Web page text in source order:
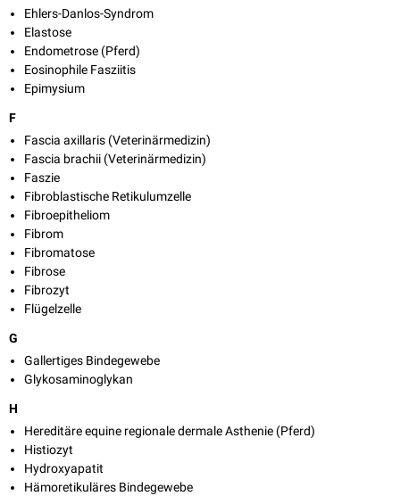
Ehlers-Danlos-Syndrom
Elastose
Endometrose (Pferd)
Eosinophile Fasziitis
Epimysium
F
Fascia axillaris (Veterinärmedizin)
Fascia brachii (Veterinärmedizin)
Faszie
Fibroblastische Retikulumzelle
Fibroepitheliom
Fibrom
Fibromatose
Fibrose
Fibrozyt
Flügelzelle
G
Gallertiges Bindegewebe
Glykosaminoglykan
H
Hereditäre equine regionale dermale Asthenie (Pferd)
Histiozyt
Hydroxyapatit
Hämoretikuläres Bindegewebe